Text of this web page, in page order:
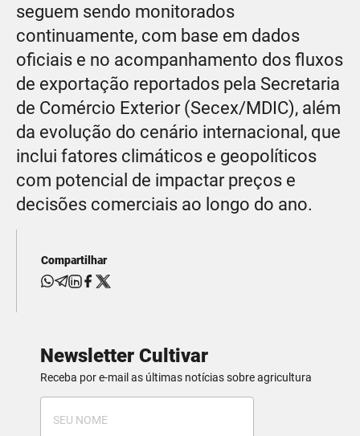
seguem sendo monitorados
continuamente, com base em dados
oficiais e no acompanhamento dos fluxos
de exportação reportados pela Secretaria
de Comércio Exterior (Secex/MDIC), além
da evolução do cenário internacional, que
inclui fatores climáticos e geopolíticos
com potencial de impactar preços e
decisões comerciais ao longo do ano.
Compartilhar
Newsletter Cultivar
Receba por e-mail as últimas notícias sobre agricultura